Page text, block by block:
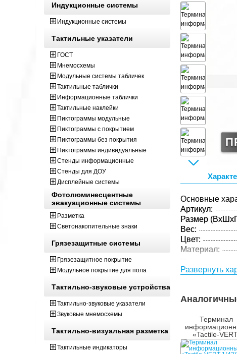
Основные
Артикул:
Размер
Вес:
Цвет:
Материал:
Размер
Кол-во изделий
упаковке:
Развернуть
Терминал
«Tactile-
1(43)V», IBP,
Индукционные системы
Индукционные системы
Тактильные указатели
ГОСТ
Мнемосхемы
Модульные системы табличек
Тактильные таблички
Информационные таблички
Тактильные наклейки
Пиктограммы модульные
Пиктограммы с покрытием
Пиктограммы без покрытия
Пиктограммы индивидуальные
Стенды информационные
Стенды для ДОУ
Дисплейные системы
Фотолюминесцентные
эвакуационные системы
Разметка
Светонакопительные знаки
Грязезащитные системы
Грязезащитное покрытие
Модульное покрытие для пола
Тактильно-звуковые устройства
Тактильно-звуковые указатели
Звуковые мнемосхемы
Тактильно-визуальная разметка
Тактильные индикаторы